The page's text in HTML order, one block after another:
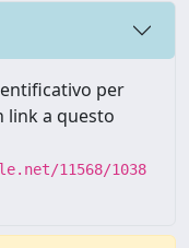
per
link a questo
11568/1038